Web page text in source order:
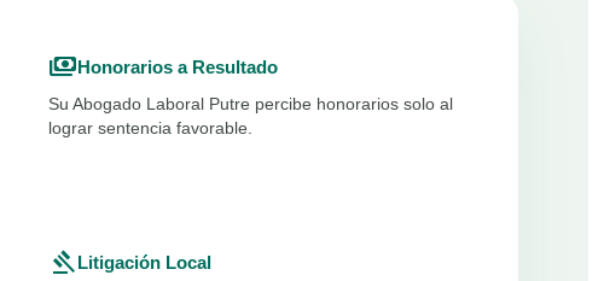
paymentsHonorarios a Resultado
Su Abogado Laboral Putre percibe honorarios solo al
lograr sentencia favorable.
gavelLitigación Local